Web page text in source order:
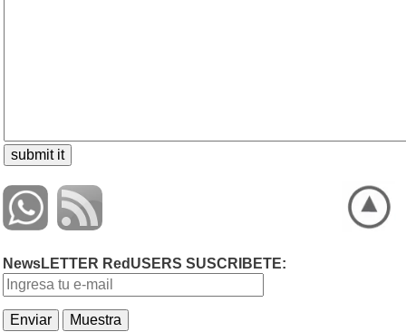
NewsLETTER RedUSERS SUSCRIBETE: